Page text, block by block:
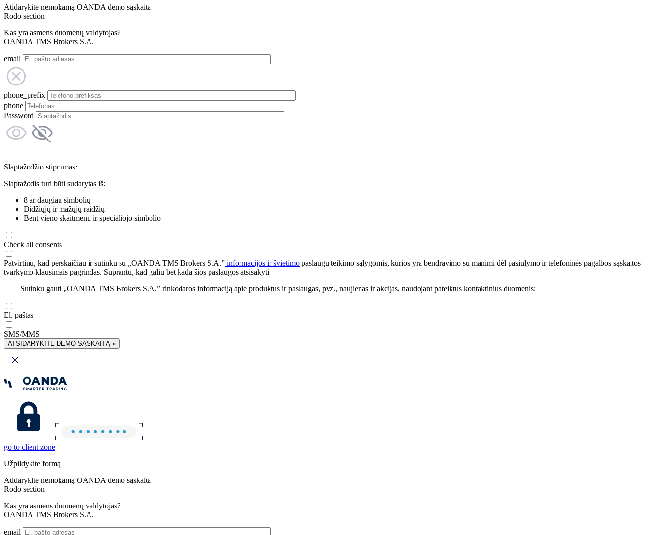
Atidarykite nemokamą OANDA demo sąskaitą
Rodo section
Kas yra asmens duomenų valdytojas?
OANDA TMS Brokers S.A.
email
phone_prefix
phone
Password
Slaptažodžio stiprumas:
Slaptažodis turi būti sudarytas iš:
8 ar daugiau simbolių
Didžiųjų ir mažųjų raidžių
Bent vieno skaitmenų ir specialiojo simbolio
Check all consents
Patvirtinu, kad perskaičiau ir sutinku su „OANDA TMS Brokers S.A.” informacijos ir švietimo paslaugų teikimo sąlygomis, kurios yra bendravimo su manimi dėl pasiūlymo ir telefoninės pagalbos sąskaitos
tvarkymo klausimais pagrindas. Suprantu, kad galiu bet kada šios paslaugos atsisakyti.
Sutinku gauti „OANDA TMS Brokers S.A.” rinkodaros informaciją apie produktus ir paslaugas, pvz., naujienas ir akcijas, naudojant pateiktus kontaktinius duomenis:
El. paštas
SMS/MMS
ATSIDARYKITE DEMO SĄSKAITĄ »
go to client zone
Užpildykite formą
Atidarykite nemokamą OANDA demo sąskaitą
Rodo section
Kas yra asmens duomenų valdytojas?
OANDA TMS Brokers S.A.
email